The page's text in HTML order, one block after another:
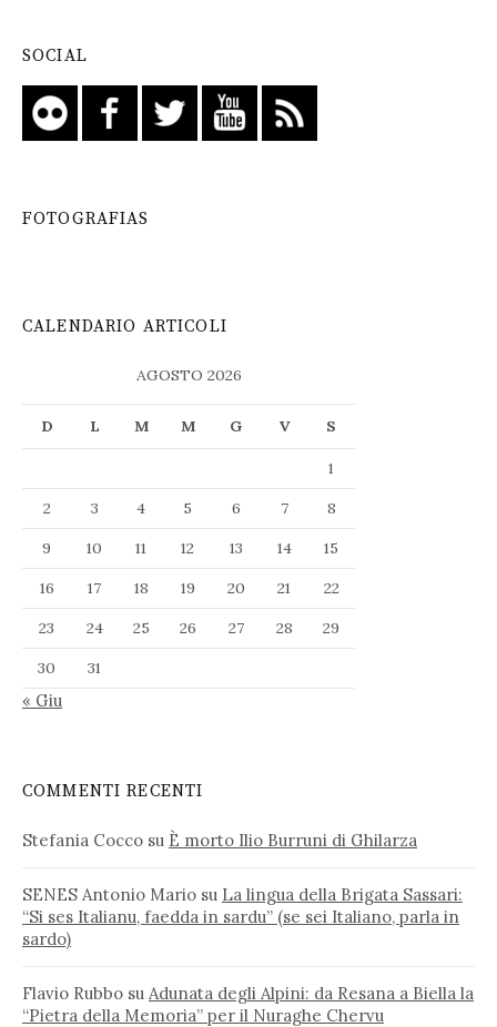
SOCIAL
FOTOGRAFIAS
CALENDARIO ARTICOLI
AGOSTO 2026
D L M M G V S
1
2
3 4 5 6 7
8
9
10 11 12 13 14
15
16
17 18 19 20 21
22
23
24 25 26 27 28
29
30
31
« Giu
COMMENTI RECENTI
Stefania Cocco su È morto Ilio Burruni di Ghilarza
SENES Antonio Mario su La lingua della Brigata Sassari:
“Si ses Italianu, faedda in sardu” (se sei Italiano, parla in
sardo)
Flavio Rubbo su Adunata degli Alpini: da Resana a Biella la
“Pietra della Memoria” per il Nuraghe Chervu